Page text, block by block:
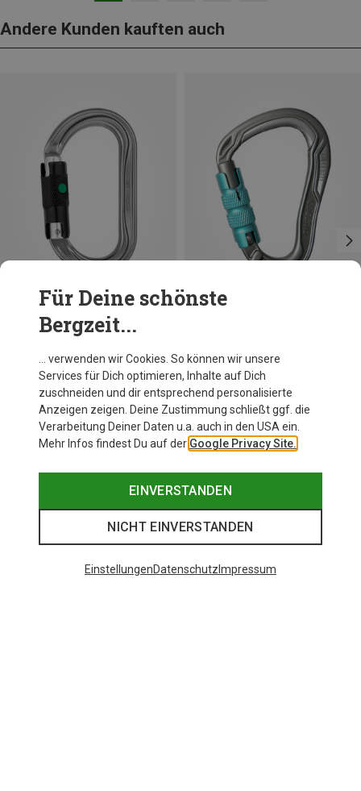
Andere Kunden kauften auch
OK Ball-Lock Ovalkarabiner
Edelrid
HMS Bulletproof Triple Karabiner
27,26 €
Für Deine schönste
Bergzeit...
… verwenden wir Cookies. So können wir unsere
Services für Dich optimieren, Inhalte auf Dich
zuschneiden und dir entsprechend personalisierte
Anzeigen zeigen. Deine Zustimmung schließt ggf. die
Verarbeitung Deiner Daten u.a. auch in den USA ein.
Mehr Infos findest Du auf der Google Privacy Site.
EINVERSTANDEN
NICHT EINVERSTANDEN
EinstellungenDatenschutz Impressum